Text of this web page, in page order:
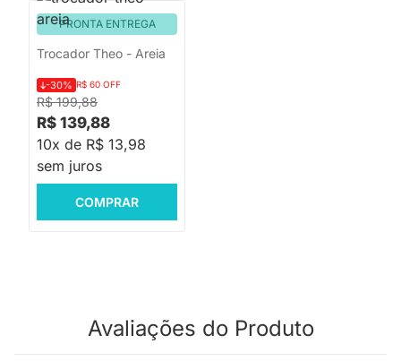
PRONTA ENTREGA
Trocador Theo - Areia
R$ 199,88
-30% R$ 60 OFF
R$ 139,88
10x de R$ 13,98
sem juros
COMPRAR
Avaliações do Produto